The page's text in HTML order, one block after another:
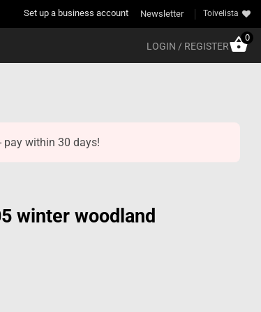
Set up a business account Newsletter Toivelista
LOGIN / REGISTER
0
pay within 30 days!
winter woodland